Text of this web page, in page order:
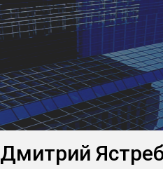
Дмитрий